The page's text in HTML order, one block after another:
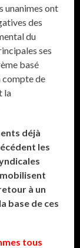
unanimes ont
des
du
ses
basé
compte de
la
déjà
les
mobilisent
à un
base de ces
tous